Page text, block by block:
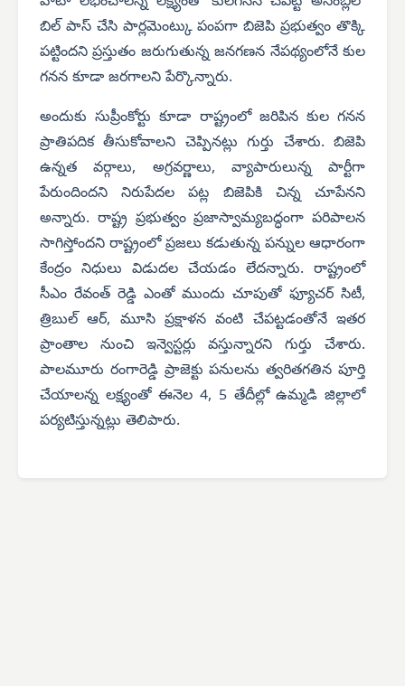
బిల్ పాస్ చేసి పార్లమెంట్కు పంపగా బిజెపి ప్రభుత్వం తొక్కి
పట్టిందని ప్రస్తుతం జరుగుతున్న జనగణన నేపథ్యంలోనే కుల
గనన కూడా జరగాలని పేర్కొన్నారు.
అందుకు సుప్రీంకోర్టు కూడా రాష్ట్రంలో జరిపిన కుల గనన
ప్రాతిపదిక తీసుకోవాలని చెప్పినట్లు గుర్తు చేశారు. బిజెపి
ఉన్నత వర్గాలు, అగ్రవర్ణాలు, వ్యాపారులున్న పార్టీగా
పేరుందిందని నిరుపేదల పట్ల బిజెపికి చిన్న చూపేనని
అన్నారు. రాష్ట్ర ప్రభుత్వం ప్రజాస్వామ్యబద్ధంగా పరిపాలన
సాగిస్తోందని రాష్ట్రంలో ప్రజలు కడుతున్న పన్నుల ఆధారంగా
కేంద్రం నిధులు విడుదల చేయడం లేదన్నారు. రాష్ట్రంలో
సీఎం రేవంత్ రెడ్డి ఎంతో ముందు చూపుతో ఫ్యూచర్ సిటీ,
త్రిబుల్ ఆర్, మూసి ప్రక్షాళన వంటి చేపట్టడంతోనే ఇతర
ప్రాంతాల నుంచి ఇన్వెస్టర్లు వస్తున్నారని గుర్తు చేశారు.
పాలమూరు రంగారెడ్డి ప్రాజెక్టు పనులను త్వరితగతిన పూర్తి
చేయాలన్న లక్ష్యంతో ఈనెల 4, 5 తేదీల్లో ఉమ్మడి జిల్లాలో
పర్యటిస్తున్నట్లు తెలిపారు.